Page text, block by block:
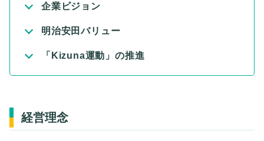
企業ビジョン
明治安田バリュー
「Kizuna運動」の推進
経営理念